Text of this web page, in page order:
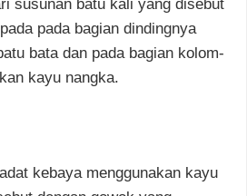
susunan batu kali yang disebut
pada bagian dindingnya
bata dan pada bagian kolom-
kayu nangka.
kebaya menggunakan kayu